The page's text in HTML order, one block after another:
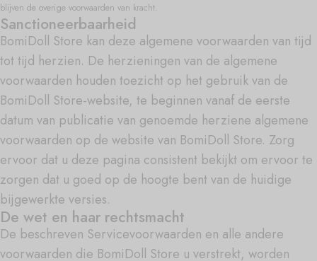
blijven de overige voorwaarden van kracht.
Sanctioneerbaarheid
BomiDoll Store kan deze algemene voorwaarden van tijd
tot tijd herzien. De herzieningen van de algemene
voorwaarden houden toezicht op het gebruik van de
BomiDoll Store-website, te beginnen vanaf de eerste
datum van publicatie van genoemde herziene algemene
voorwaarden op de website van BomiDoll Store. Zorg
ervoor dat u deze pagina consistent bekijkt om ervoor te
zorgen dat u goed op de hoogte bent van de huidige
bijgewerkte versies.
De wet en haar rechtsmacht
De beschreven Servicevoorwaarden en alle andere
voorwaarden die BomiDoll Store u verstrekt, worden